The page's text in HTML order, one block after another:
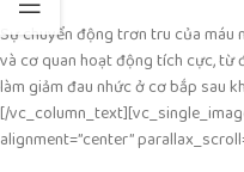
Sự chuyển động trơn tru của máu
và cơ quan hoạt động tích cực, từ
làm giảm đau nhức ở cơ bắp sau
[/
alignment=”center”